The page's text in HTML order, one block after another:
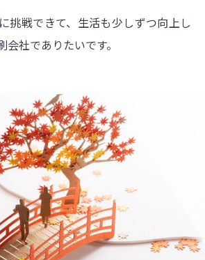
挑戦できて、生活も少しずつ向上し
社でありたいです。